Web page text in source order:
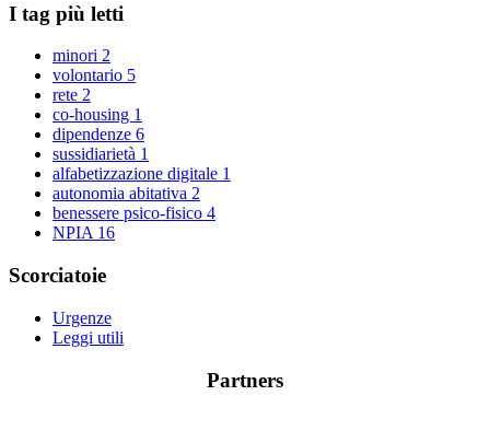
I tag più letti
minori 2
volontario 5
rete 2
co-housing 1
dipendenze 6
sussidiarietà 1
alfabetizzazione digitale 1
autonomia abitativa 2
benessere psico-fisico 4
NPIA 16
Scorciatoie
Urgenze
Leggi utili
Partners